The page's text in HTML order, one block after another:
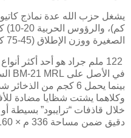
كم)، والرؤوس الحربية (10-20
الصغيرة ووزن الإطلاق (45-75 كغ).8
122 ملم جراد هو أحد أكثر
في الأصل على BM-21 MRL
بينما يحمل 6 كجم من
وكلاهما يشتت شظايا مضادة
خلال قاذفات “ترايبود” بسيطة
دقيق ضمن مساحة 336 م × 160 م